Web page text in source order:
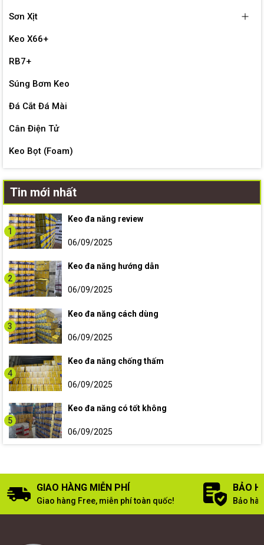
Sơn Xịt
Keo X66+
RB7+
Súng Bơm Keo
Đá Cắt Đá Mài
Cân Điện Tử
Keo Bọt (Foam)
Tin mới nhất
1
Keo đa năng review
06/09/2025
2
Keo đa năng hướng dẫn
06/09/2025
3
Keo đa năng cách dùng
06/09/2025
4
Keo đa năng chống thấm
06/09/2025
5
Keo đa năng có tốt không
06/09/2025
GIAO HÀNG MIỄN PHÍ
Giao hàng Free, miễn phí toàn quốc!
BẢO
Bảo